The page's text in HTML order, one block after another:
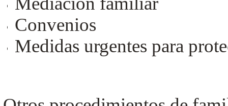
Convenios
Medidas urgentes para